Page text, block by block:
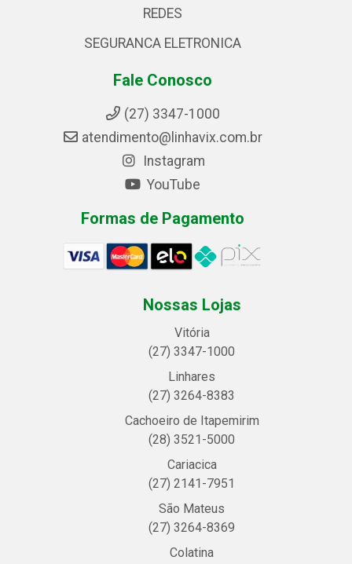
REDES
SEGURANCA ELETRONICA
Fale Conosco
(27) 3347-1000
atendimento@linhavix.com.br
Instagram
YouTube
Formas de Pagamento
Nossas Lojas
Vitória
(27) 3347-1000
Linhares
(27) 3264-8383
Cachoeiro de Itapemirim
(28) 3521-5000
Cariacica
(27) 2141-7951
São Mateus
(27) 3264-8369
Colatina